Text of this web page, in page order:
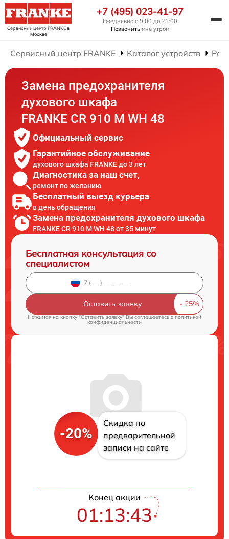
Сервисный центр FRANKEв
Москве
+7 (495) 023-41-97
Ежедневно с 9:00 до 21:00
Позвонить мне утром
Сервисный центр FRANKE Каталог устройств
Замена предохранителя
духового шкафа
FRANKE CR 910 M WH 48
Официальный сервис
Гарантийное обслуживание
духового шкафа FRANKE до 3 лет
Диагностика за наш счет,
ремонт по желанию
Бесплатный выезд курьера
в день обращения
Замена предохранителя духового шкафа
FRANKE CR 910 M WH 48 от 35 минут
Бесплатная консультация со
специалистом
Оставить заявку
Нажимая на кнопку "Оставить заявку" Вы соглашаетесь cполитикой
конфиденциальности
-20%
Скидка по
предварительной
записи на сайте
Конец акции
01:13:42